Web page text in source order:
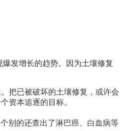
发增长的趋势。因为土壤修复
把已被破坏的土壤修复，或许会
资本追逐的目标。
别的还查出了淋巴癌、白血病等